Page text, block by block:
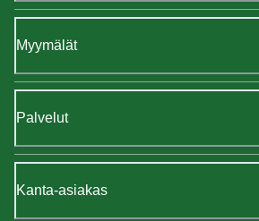
Myymälät
Palvelut
Kanta-asiakas